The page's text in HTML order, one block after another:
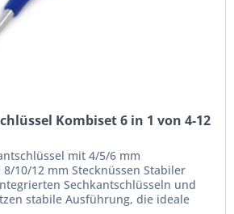
Kombiset 6 in 1 von 4-12
mit 4/5/6 mm
10/12 mm Stecknüssen Stabiler
Sechkantschlüsseln und
stabile Ausführung, die ideale